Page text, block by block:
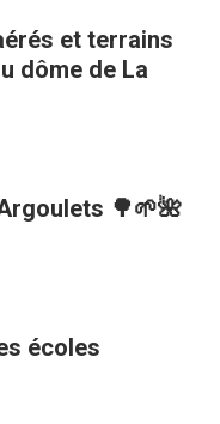
et terrains
dôme de La
🌳🌱🌺
écoles